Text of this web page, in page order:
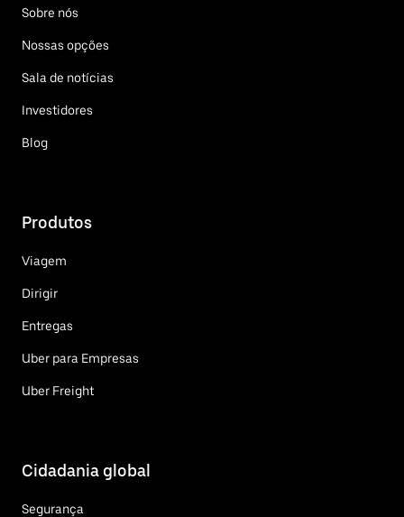
Sobre nós
Nossas opções
Sala de notícias
Investidores
Blog
Produtos
Viagem
Dirigir
Entregas
Uber para Empresas
Uber Freight
Cidadania global
Segurança